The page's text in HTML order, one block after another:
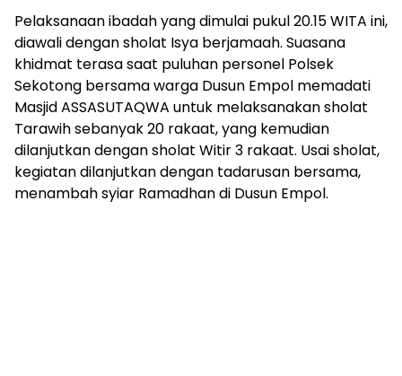
Pelaksanaan ibadah yang dimulai pukul 20.15 WITA ini,
diawali dengan sholat Isya berjamaah. Suasana
khidmat terasa saat puluhan personel Polsek
Sekotong bersama warga Dusun Empol memadati
Masjid ASSASUTAQWA untuk melaksanakan sholat
Tarawih sebanyak 20 rakaat, yang kemudian
dilanjutkan dengan sholat Witir 3 rakaat. Usai sholat,
kegiatan dilanjutkan dengan tadarusan bersama,
menambah syiar Ramadhan di Dusun Empol.